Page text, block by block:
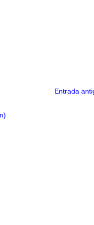
Entrada